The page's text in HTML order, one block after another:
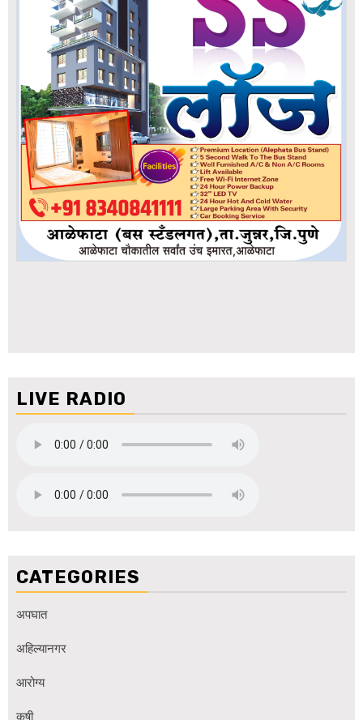
LIVE RADIO
CATEGORIES
अपघात
अहिल्यानगर
आरोग्य